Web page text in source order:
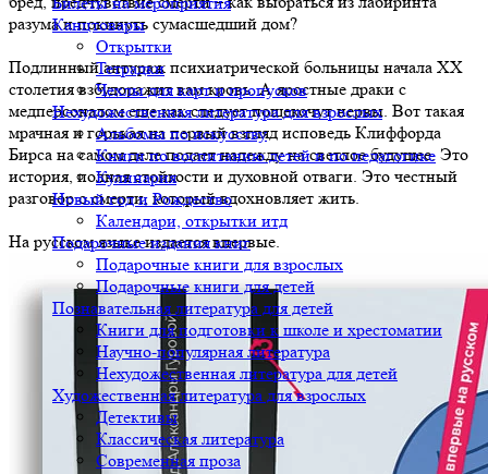
Канцтовары
Открытки
Тетрадки
Чехлы для карт и пропусков
Нехудожественная литература для взрослых
Альбомы по искусству
Книги по воспитанию детей и по педагогике
Кулинария
Новый год и Рождество
Календари, открытки итд
Подарочные издания книг
Подарочные книги для взрослых
Подарочные книги для детей
Познавательная литература для детей
Книги для подготовки к школе и хрестоматии
Научно-популярная литература
Нехудожественная литература для детей
Художественная литература для взрослых
Детективы
Классическая литература
Современная проза
разума и покинуть сумасшедший дом?
Подлинный антураж психиатрической больницы начала ХХ
столетия взбудоражит вам кровь. А яростные драки с
медперсоналом еще как следует пощекочут нервы. Вот такая
мрачная и горькая на первый взгляд исповедь Клиффорда
Бирса на самом деле подает надежду на светлое будущее. Это
история, полная стойкости и духовной отваги. Это честный
разговор о смерти, который вдохновляет жить.
На русском языке издается впервые.